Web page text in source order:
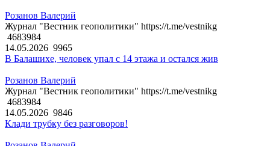
Розанов Валерий
Журнал "Вестник геополитики" https://t.me/vestnikg
4683984
14.05.2026 9965
В Балашихе, человек упал с 14 этажа и остался жив
Розанов Валерий
Журнал "Вестник геополитики" https://t.me/vestnikg
4683984
14.05.2026 9846
Клади трубку без разговоров!